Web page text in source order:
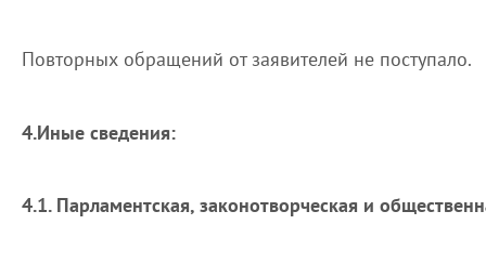
Повторных обращений от заявителей не поступало.
4.Иные сведения:
4.1. Парламентская, законотворческая и